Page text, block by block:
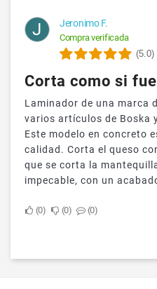
J Jeronimo F.
Compra verificada
(5.0)
Corta como si
Laminador de una marca
varios artículos de Boska
Este modelo en concreto
calidad. Corta el queso
que se corta la
impecable, con un
0 0 0